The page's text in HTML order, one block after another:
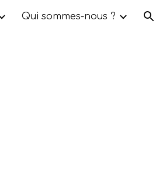
Qui sommes-nous ?